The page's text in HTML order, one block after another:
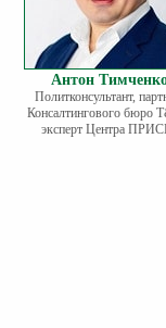
Антон
Политконсультант,
Консалтингового бюро
эксперт Центра